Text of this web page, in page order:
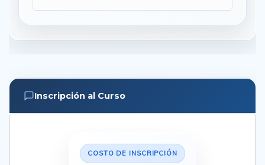
Inscripción al Curso
COSTO DE INSCRIPCIÓN